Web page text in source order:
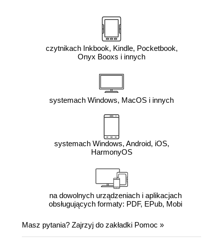
czytnikach Inkbook, Kindle, Pocketbook,
Onyx Booxs i innych
systemach Windows, MacOS i innych
systemach Windows, Android, iOS,
HarmonyOS
na dowolnych urządzeniach i aplikacjach
obsługujących formaty: PDF, EPub, Mobi
Masz pytania? Zajrzyj do zakładki Pomoc »